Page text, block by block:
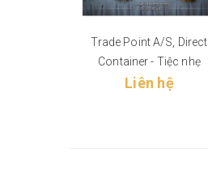
Trade Point A/S, Direct
Container - Tiệc nhẹ
Liên hệ